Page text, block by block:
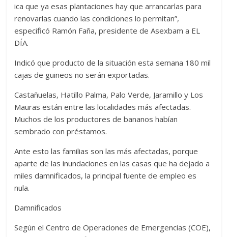
ica que ya esas plantaciones hay que arrancarlas para
renovarlas cuando las condiciones lo permitan”,
especificó Ramón Faña, presidente de Asexbam a EL
DÍA.
Indicó que producto de la situación esta semana 180 mil
cajas de guineos no serán exportadas.
Castañuelas, Hatillo Palma, Palo Verde, Jaramillo y Los
Mauras están entre las localidades más afectadas.
Muchos de los productores de bananos habían
sembrado con préstamos.
Ante esto las familias son las más afectadas, porque
aparte de las inundaciones en las casas que ha dejado a
miles damnificados, la principal fuente de empleo es
nula.
Damnificados
Según el Centro de Operaciones de Emergencias (COE),